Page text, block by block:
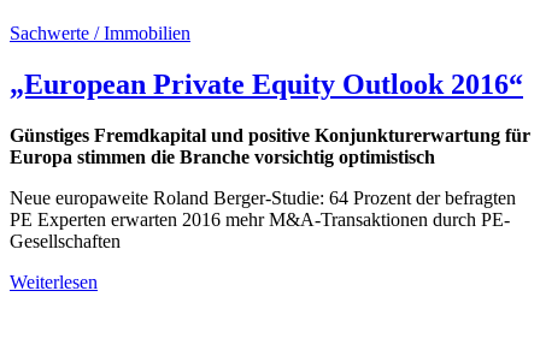
Sachwerte / Immobilien
„European Private Equity Outlook 2016“
Günstiges Fremdkapital und positive Konjunkturerwartung für
Europa stimmen die Branche vorsichtig optimistisch
Neue europaweite Roland Berger-Studie: 64 Prozent der befragten
PE Experten erwarten 2016 mehr M&A-Transaktionen durch PE-
Gesellschaften
Weiterlesen